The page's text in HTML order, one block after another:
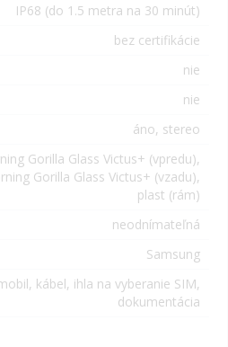
IP68 (do 1.5 metra na 30 minút)
bez certifikácie
nie
nie
áno, stereo
Gorilla Glass Victus+ (vpredu),
Gorilla Glass Victus+ (vzadu),
plast (rám)
neodnímateľná
Samsung
kábel, ihla na vyberanie SIM,
dokumentácia